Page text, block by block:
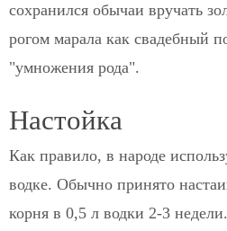
сохранился обычаи вручать
рогом марала как свадебный
"умножения рода".
Настойка
Как правило, в народе
водке. Обычно принято
корня в 0,5 л водки 2-3